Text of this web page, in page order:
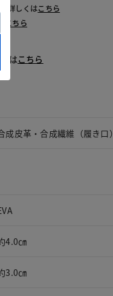
詳しくはこちら
こちら
はこちら
成皮革・合成繊維（履き口）
4.0㎝
3.0㎝